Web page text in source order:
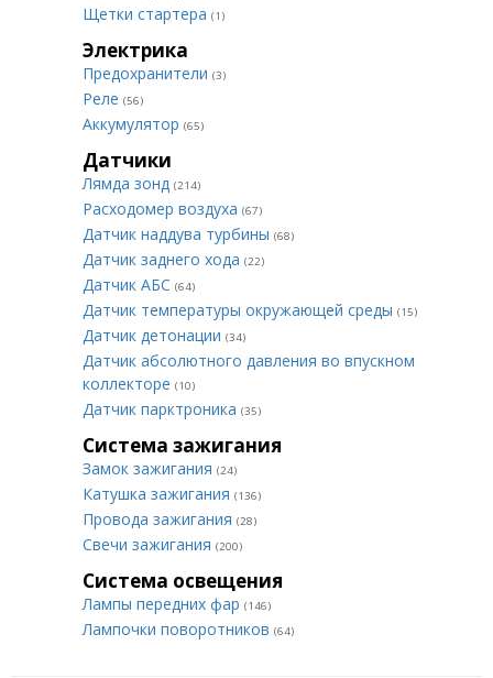
Щетки стартера (1)
Электрика
Предохранители (3)
Реле (56)
Аккумулятор (65)
Датчики
Лямда зонд (214)
Расходомер воздуха (67)
Датчик наддува турбины (68)
Датчик заднего хода (22)
Датчик АБС (64)
Датчик температуры окружающей среды (15)
Датчик детонации (34)
Датчик абсолютного давления во впускном
коллекторе (10)
Датчик парктроника (35)
Система зажигания
Замок зажигания (24)
Катушка зажигания (136)
Провода зажигания (28)
Свечи зажигания (200)
Система освещения
Лампы передних фар (146)
Лампочки поворотников (64)